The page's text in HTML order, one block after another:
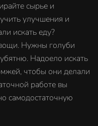
сырье и
улучшения и
искать еду?
Нужны голуби
Надоело искать
чтобы они делали
работе вы
самодостаточную